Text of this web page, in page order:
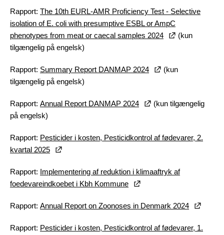
Rapport: The 10th EURL-AMR Proficiency Test - Selective
isolation of E. coli with presumptive ESBL or AmpC
phenotypes from meat or caecal samples 2024
(kun
tilgængelig på engelsk)
Rapport: Summary Report DANMAP 2024
(kun
tilgængelig på engelsk)
Rapport: Annual Report DANMAP 2024
(kun tilgængelig
på engelsk)
Rapport: Pesticider i kosten, Pesticidkontrol af fødevarer, 2.
kvartal 2025
Rapport: Implementering af reduktion i klimaaftryk af
foedevareindkoebet i Kbh Kommune
Rapport: Annual Report on Zoonoses in Denmark 2024
Rapport: Pesticider i kosten, Pesticidkontrol af fødevarer, 1.